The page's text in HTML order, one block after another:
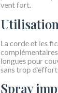
vent fort.
La corde et les
longues pour
sans trop
Spray